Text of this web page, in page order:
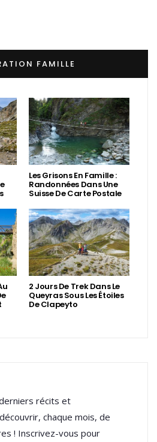
FAMILLE
Les Grisons En Famille :
Randonnées Dans Une
Suisse De Carte Postale
2 Jours De Trek Dans Le
Queyras Sous Les Étoiles
De Clapeyto
récits et
chaque mois, de
! Inscrivez-vous pour